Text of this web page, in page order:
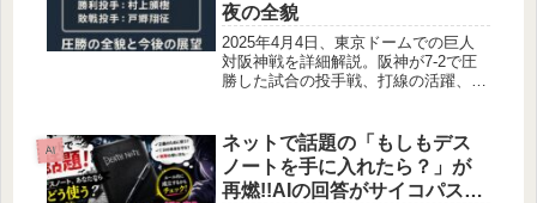
夜の全貌
2025年4月4日、東京ドームでの巨人
対阪神戦を詳細解説。阪神が7-2で圧
勝した試合の投手戦、打線の活躍、フ
AI
ネットで話題の「もしもデス
ノートを手に入れたら？」が
再燃!!AIの回答がサイコパスす